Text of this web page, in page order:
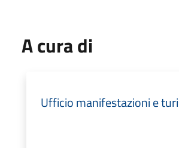
A cura di
Ufficio manifestazioni e